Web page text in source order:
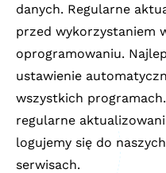
danych. Regularne
przed wykorzystaniem
oprogramowaniu.
ustawienie
wszystkich
regularne
logujemy się do
serwisach.